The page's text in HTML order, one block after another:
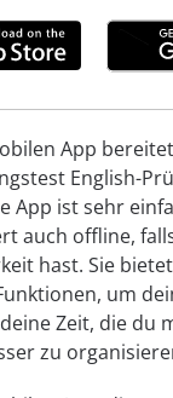
App
English-
App ist sehr
auch offline,
hast. Sie
um
Zeit, die du
zu